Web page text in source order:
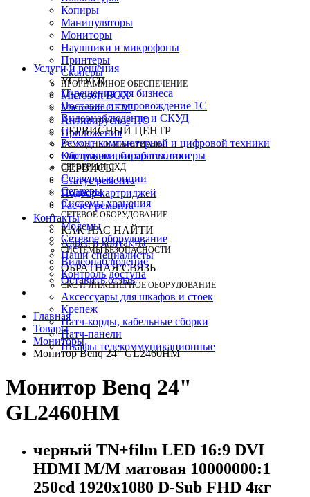
Копиры
Манипуляторы
Мониторы
Наушники и микрофоны
Принтеры
Сканеры
ПРОГРАММНОЕ ОБЕСПЕЧЕНИЕ
Microsoft BOX
Microsoft OEM
Антивирусное ПО
Приложения
РАСХОДНЫЕ МАТЕРИАЛЫ
Картриджи, барабаны, тонеры
СЕРВЕРЫ И СХД
Серверные опции
Серверы
Системы хранения
СЕТЕВОЕ ОБОРУДОВАНИЕ
Модемы
Сетевое оборудование
СИСТЕМЫ БЕЗОПАСНОСТИ
Видеонаблюдение
Контроль доступа
СКС И ИНЖЕНЕРНОЕ ОБОРУДОВАНИЕ
Аксессуары для шкафов и стоек
Крепеж
Патч-корды, кабельные сборки
Патч-панели
Шкафы телекоммуникационные
Услуги и решения
УСЛУГИ
IT-решения для бизнеса
Поставка и сопровождение 1C
Видеонаблюдение и СКУД
СЕРВИСНЫЙ ЦЕНТР
Ремонт компьютерной и цифровой техники
Обслуживание оргтехники
СЕРВИСЫ
Статус ремонта
Подбор картриджей
Расчет ремонта
Контакты
КАК НАС НАЙТИ
Адрес и контакты
Наши специалисты
ОБРАТНАЯ СВЯЗЬ
Оставить отзыв
Главная
Товары
Мониторы
Монитор Benq 24" GL2460HM
Монитор Benq 24"
GL2460HM
черный TN+film LED 16:9 DVI
HDMI M/M матовая 10000000:1
250cd 1920x1080 D-Sub FHD 4кг